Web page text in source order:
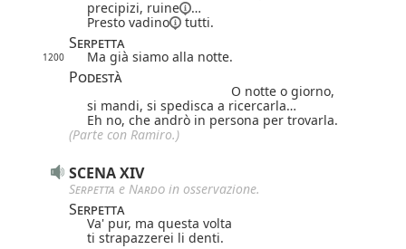
precipizi, ruine
…
Presto vadino tutti.
Serpetta
1200 Ma già siamo alla notte.
Podestà
O notte o giorno,
si mandi, si spedisca a ricercarla…
Eh no, che andrò in persona per trovarla.
(Parte con Ramiro.)
SCENA XIV
Serpetta e Nardo in osservazione.
Serpetta
Va' pur, ma questa volta
ti strapazzerei li denti.